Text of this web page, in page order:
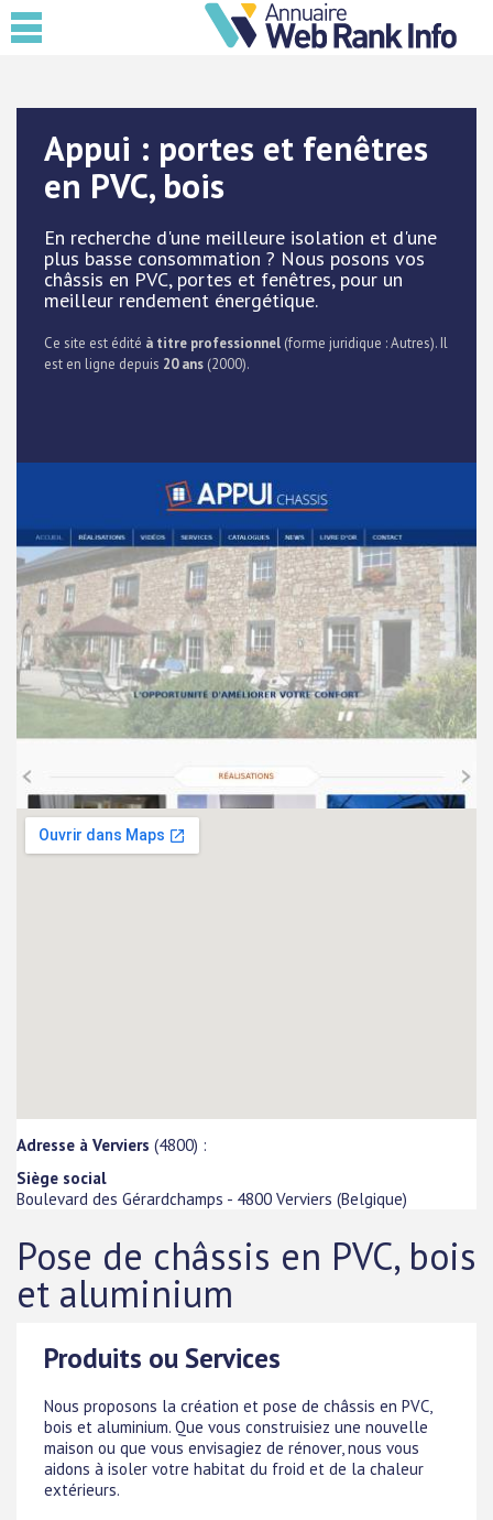
Appui : portes et fenêtres
en PVC, bois
En recherche d'une meilleure isolation et d'une
plus basse consommation ? Nous posons vos
châssis en PVC, portes et fenêtres, pour un
meilleur rendement énergétique.
Ce site est édité à titre professionnel (forme juridique : Autres). Il
est en ligne depuis 20 ans (2000).
Adresse à Verviers (4800) :
Siège social
Boulevard des Gérardchamps - 4800 Verviers (Belgique)
Pose de châssis en PVC, bois
et aluminium
Produits ou Services
Nous proposons la création et pose de châssis en PVC,
bois et aluminium. Que vous construisiez une nouvelle
maison ou que vous envisagiez de rénover, nous vous
aidons à isoler votre habitat du froid et de la chaleur
extérieurs.